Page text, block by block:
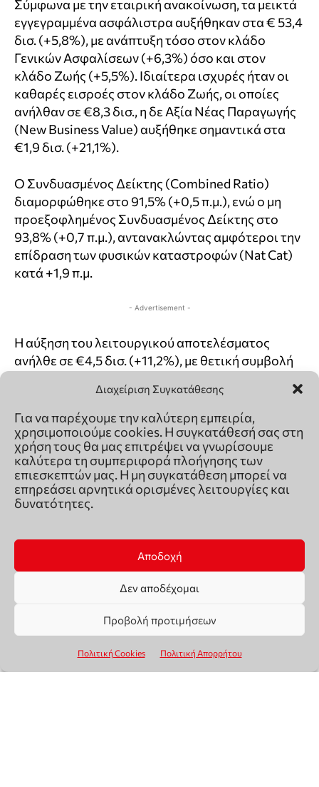
Διαχείριση Συγκατάθεσης
Για να παρέχουμε την καλύτερη εμπειρία,
χρησιμοποιούμε cookies. Η συγκατάθεσή σας στη
χρήση τους θα μας επιτρέψει να γνωρίσουμε
καλύτερα τη συμπεριφορά πλοήγησης των
επιεσκεπτών μας. Η μη συγκατάθεση μπορεί να
επηρεάσει αρνητικά ορισμένες λειτουργίες και
δυνατότητες.
Αποδοχή
Δεν αποδέχομαι
Προβολή προτιμήσεων
Πολιτική Cookies Πολιτική Απορρήτου